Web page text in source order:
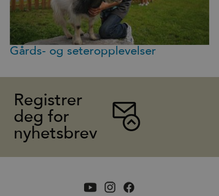
Gårds- og seteropplevelser
Registrer
deg for
nyhetsbrev